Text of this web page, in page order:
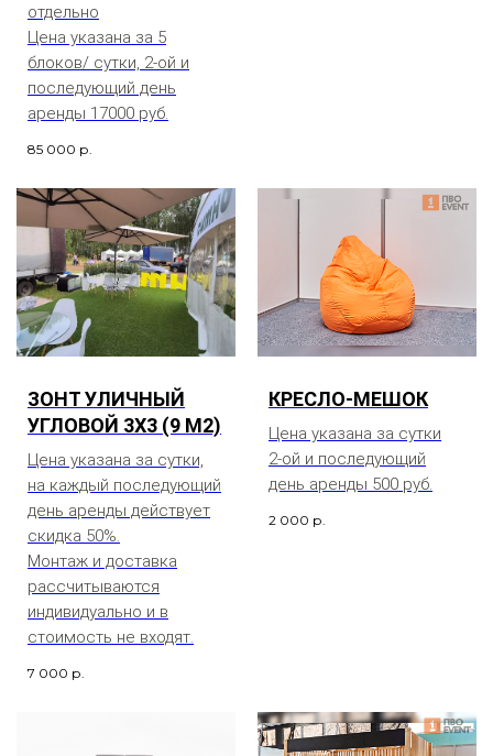
отдельно
Цена указана за 5
блоков/ сутки, 2-ой и
последующий день
аренды 17000 руб.
85 000 р.
ЗОНТ УЛИЧНЫЙ
УГЛОВОЙ 3Х3 (9 М2)
Цена указана за сутки,
на каждый последующий
день аренды действует
скидка 50%.
Монтаж и доставка
рассчитываются
индивидуально и в
стоимость не входят.
7 000 р.
КРЕСЛО-МЕШОК
Цена указана за сутки
2-ой и последующий
день аренды 500 руб.
2 000 р.